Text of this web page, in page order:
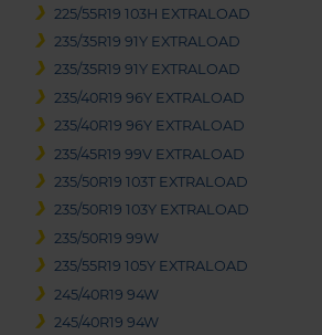
225/55R19 103H EXTRALOAD
235/35R19 91Y EXTRALOAD
235/35R19 91Y EXTRALOAD
235/40R19 96Y EXTRALOAD
235/40R19 96Y EXTRALOAD
235/45R19 99V EXTRALOAD
235/50R19 103T EXTRALOAD
235/50R19 103Y EXTRALOAD
235/50R19 99W
235/55R19 105Y EXTRALOAD
245/40R19 94W
245/40R19 94W